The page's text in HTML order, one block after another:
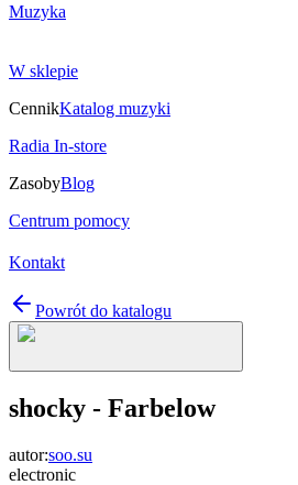
Muzyka
W sklepie
CennikKatalog muzyki
Radia In-store
ZasobyBlog
Centrum pomocy
Kontakt
Powrót do katalogu
shocky - Farbelow
autor:soo.su
electronic